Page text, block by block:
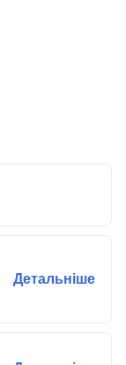
Детальніше